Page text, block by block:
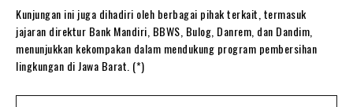
‎Kunjungan ini juga dihadiri oleh berbagai pihak terkait, termasuk
jajaran direktur Bank Mandiri, BBWS, Bulog, Danrem, dan Dandim,
menunjukkan kekompakan dalam mendukung program pembersihan
lingkungan di Jawa Barat. (*)